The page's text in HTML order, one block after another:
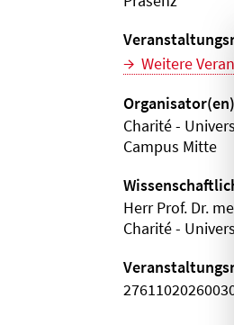
Weitere
Organisator(en)
Charité -
Campus Mitte
Herr Prof. Dr.
Charité -